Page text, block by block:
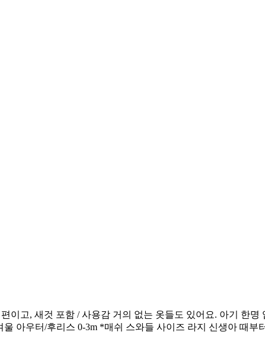
이고, 새것 포함 / 사용감 거의 없는 옷들도 있어요. 아기 한
아우터/후리스 0-3m *매쉬 스와들 사이즈 라지 신생아 때부